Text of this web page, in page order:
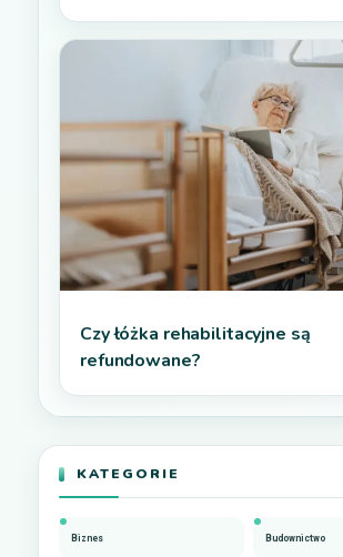
Czy łóżka rehabilitacyjne są
refundowane?
KATEGORIE
Biznes Budownictwo